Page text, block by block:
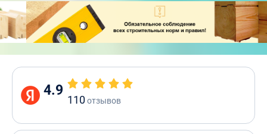
4.9
110отзывов